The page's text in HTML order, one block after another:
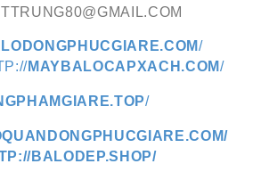
/
MAYBALOCAPXACH.COM/
/
BALODEP.SHOP/